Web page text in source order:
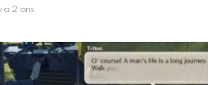
a 2 ans